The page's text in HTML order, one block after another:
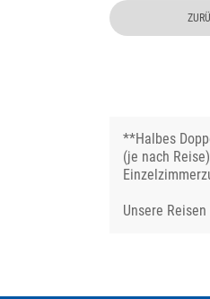
**Halbes
(je nach
Unsere